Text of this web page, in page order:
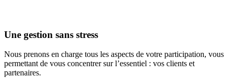
Une gestion sans stress
Nous prenons en charge tous les aspects de votre participation, vous
permettant de vous concentrer sur l’essentiel : vos clients et
partenaires.